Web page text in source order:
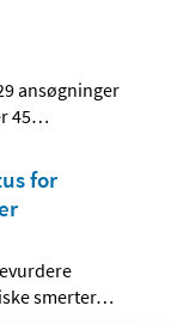
ansøgninger
45…
for
smerter…